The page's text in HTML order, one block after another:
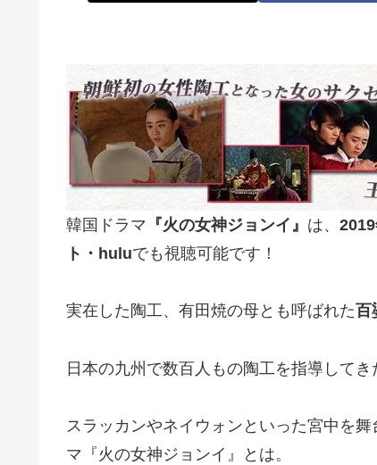
韓国ドラマ 『火の女神ジョンイ』 は、
ト・ huluでも視聴可能です！
実在した陶工、有田焼の母とも呼ばれた百
日本の九州で数百人もの陶工を指導して
スラッカンやネイウォンといった宮中を
マ『火の女神ジョンイ』とは。